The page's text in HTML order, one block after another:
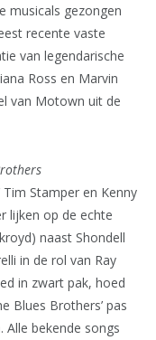
musicals gezongen
recente vaste
van legendarische
Ross en Marvin
van Motown uit de
Stamper en Kenny
lijken op de echte
naast Shondell
in de rol van Ray
in zwart pak, hoed
Blues Brothers’ pas
bekende songs